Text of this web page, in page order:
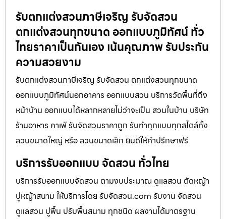
รับตกแต่งสวนภาษีเจริญ รับจัดสวน
ตกแต่งสวนทุกขนาด ออกแบบภูมิทัศน์ ทั่ว
ไทยราคาเป็นกันเอง เน้นคุณภาพ รับประกัน
ความสวยงาม
รับตกแต่งสวนภาษีเจริญ รับจัดสวน ตกแต่งสวนทุกขนาด
ออกแบบภูมิทัศน์นอกอาคาร ออกแบบสวน บริการวัดพื้นที่ถึง
หน้าบ้าน ออกแบบได้หลากหลายไม่ว่าจะเป็น สวนในบ้าน บริษัท
ร้านอาหาร คาเฟ่ รับจัดสวนราคาถูก รับทำทุกแบบทุกสไตล์ทั้ง
สวนขนาดใหญ่ หรือ สวนขนาดเล็ก ยินดีให้คำปรึกษาฟรี
บริการรับออกแบบ จัดสวน ทั่วไทย
บริการรับออกแบบจัดสวน ตามงบประมาณ ดูเเลสวน ตัดหญ้า
ปูหญ้าสนาม ให้บริการโดย รับจัดสวน.com รับงาน จัดสวน
ดูแลสวน ปูพื้น ปรับพื้นสนาม ทุกชนิด ผลงานได้มาตรฐาน